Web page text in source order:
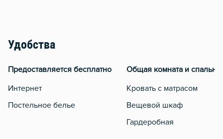
Удобства
Предоставляется бесплатно
Интернет
Постельное белье
Общая комната и спальня
Кровать с матрасом
Вещевой шкаф
Гардеробная